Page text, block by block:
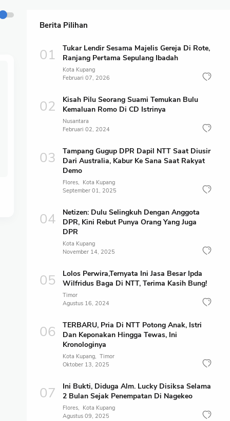
Berita Pilihan
Tukar Lendir Sesama Majelis Gereja Di Rote,
Ranjang Pertama Sepulang Ibadah
Kota Kupang
Februari 07, 2026
Kisah Pilu Seorang Suami Temukan Bulu
Kemaluan Romo Di CD Istrinya
Nusantara
Februari 02, 2024
Tampang Gugup DPR Dapil NTT Saat Diusir
Dari Australia, Kabur Ke Sana Saat Rakyat
Demo
Flores
Kota Kupang
September 01, 2025
Netizen: Dulu Selingkuh Dengan Anggota
DPR, Kini Rebut Punya Orang Yang Juga
DPR
Kota Kupang
November 14, 2025
Lolos Perwira,Ternyata Ini Jasa Besar Ipda
Wilfridus Baga Di NTT, Terima Kasih Bung!
Timor
Agustus 16, 2024
TERBARU, Pria Di NTT Potong Anak, Istri
Dan Keponakan Hingga Tewas, Ini
Kronologinya
Kota Kupang Timor
Oktober 13, 2025
Ini Bukti, Diduga Alm. Lucky Disiksa Selama
2 Bulan Sejak Penempatan Di Nagekeo
Flores
Kota Kupang
Agustus 09, 2025